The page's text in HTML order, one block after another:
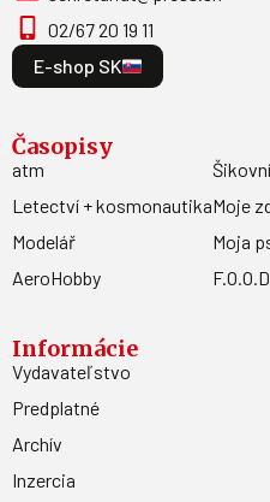
02/67 20 19 11
E-shop SK
Časopisy
atm
Letectví + kosmonautika
Modelář
AeroHobby
Moje
Moja
F.O.O.D.
Informácie
Vydavateľstvo
Predplatné
Archív
Inzercia